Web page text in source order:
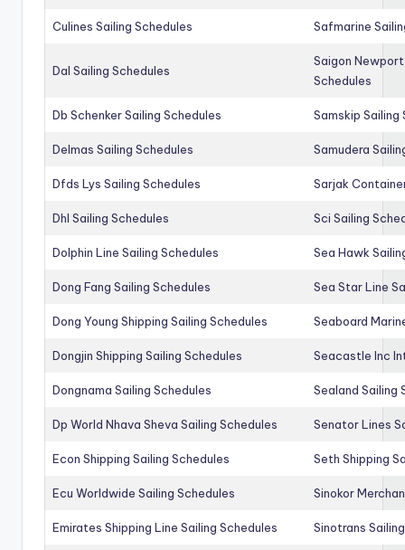
Culines Sailing Schedules Safmarine
Dal Sailing Schedules
Saigon
Schedules
Db Schenker Sailing Schedules Samskip Sailing
Delmas Sailing Schedules Samudera
Dfds Lys Sailing Schedules Sarjak
Dhl Sailing Schedules Sci Sailing
Dolphin Line Sailing Schedules Sea Hawk
Dong Fang Sailing Schedules Sea Star Line
Dong Young Shipping Sailing Schedules Seaboard
Dongjin Shipping Sailing Schedules Seacastle Inc
Dongnama Sailing Schedules Sealand Sailing
Dp World Nhava Sheva Sailing Schedules Senator Lines
Econ Shipping Sailing Schedules Seth Shipping
Ecu Worldwide Sailing Schedules Sinokor
Emirates Shipping Line Sailing Schedules Sinotrans